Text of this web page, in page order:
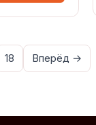
18 Вперёд →